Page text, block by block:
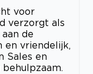
voor
verzorgt als
de
en vriendelijk,
Sales en